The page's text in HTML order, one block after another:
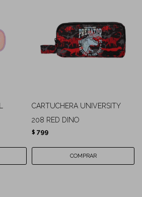
CARTUCHERA UNIVERSITY
208 RED DINO
$ 799